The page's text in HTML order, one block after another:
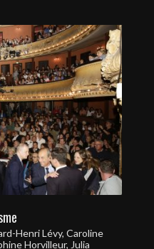
Henri Lévy, Caroline
Horvilleur, Julia